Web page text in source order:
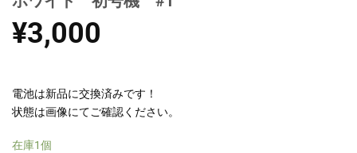
¥3,000
電池は新品に交換済みです！
状態は画像にてご確認ください。
在庫1個